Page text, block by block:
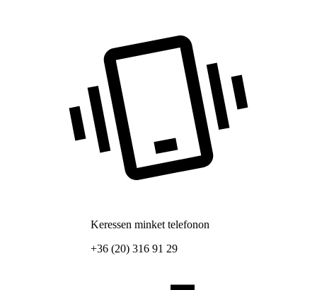
Keressen minket telefonon
+36 (20) 316 91 29